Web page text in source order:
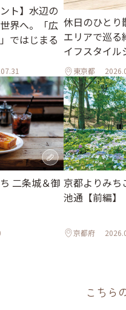
ト】水辺の
界へ。「広
ではじまる
休日のひと
エリアで巡る
イフスタイル
東京都
二条城＆御 京都よりみち
池通【前編】
京都府
こちら